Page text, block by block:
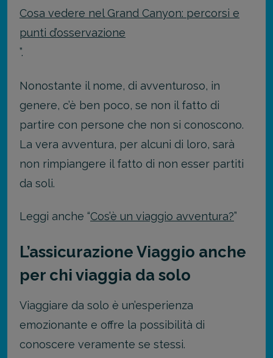
Cosa vedere nel Grand Canyon: percorsi e
punti d’osservazione
”.
Nonostante il nome, di avventuroso, in
genere, c’è ben poco, se non il fatto di
partire con persone che non si conoscono.
La vera avventura, per alcuni di loro, sarà
non rimpiangere il fatto di non esser partiti
da soli.
Leggi anche “Cos’è un viaggio avventura?”
L’assicurazione Viaggio anche
per chi viaggia da solo
Viaggiare da solo è un’esperienza
emozionante e offre la possibilità di
conoscere veramente se stessi.